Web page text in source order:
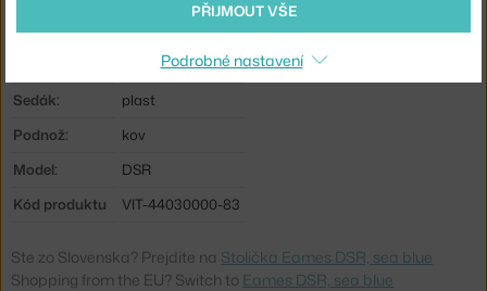
Materiál:
polypropylen, ocel
Sedák:
plast
Podnož:
kov
Model:
DSR
Kód produktu
VIT-44030000-83
Ste zo Slovenska? Prejdite na Stolička Eames DSR, sea blue
Shopping from the EU? Switch to Eames DSR, sea blue
PŘIJMOUT VŠE
Podrobné nastavení